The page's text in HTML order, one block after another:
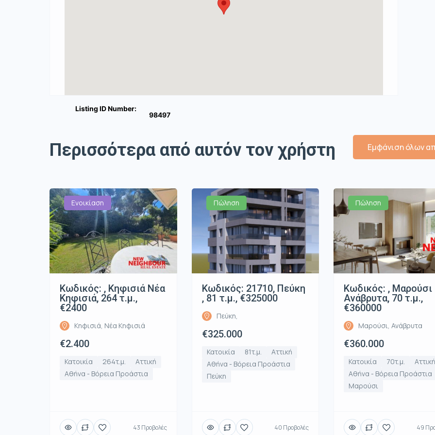
Listing ID Number:
98497
Περισσότερα από αυτόν τον χρήστη Εμφάνιση όλων
Ενοικίαση
Κωδικός: , Κηφισιά Νέα
Κηφισιά, 264 τ.μ.,
€2400
Κηφισιά, Νέα Κηφισιά
€2.400
Κατοικία 264τ.μ.
Αττική
Αθήνα - Βόρεια Προάστια
43 Προβολές
Πώληση
Κωδικός: 21710, Πεύκη
, 81 τ.μ., €325000
Πεύκη,
€325.000
Κατοικία 81τ.μ.
Αττική
Αθήνα - Βόρεια Προάστια
Πεύκη
40 Προβολές
Πώληση
Κωδικός: , Μαρούσι
Ανάβρυτα, 70 τ.μ.,
€360000
Μαρούσι, Ανάβρυτα
€360.000
Κατοικία 70τ.μ.
Αττική
Αθήνα - Βόρεια Προάστια
Μαρούσι
49